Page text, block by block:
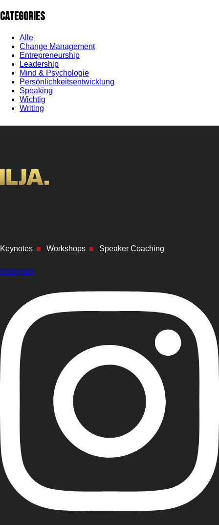
Categories
Alle
Change Management
Entrepreneurship
Leadership
Mind & Psychologie
Persönlichkeitsentwicklung
Speaking
Wichtig
Writing
Keynotes ■ Workshops ■ Speaker Coaching
Instagram